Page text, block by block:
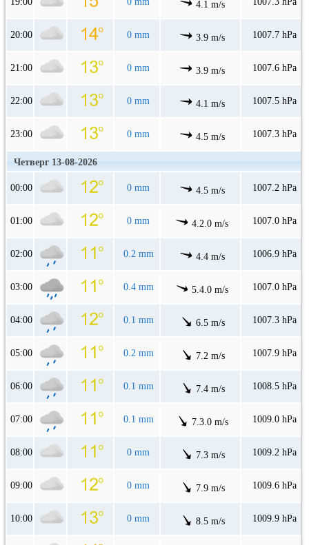
4.1 m/s
20:00 0 mm 3.9 m/s 1007.7 hPa
21:00 0 mm 3.9 m/s 1007.6 hPa
22:00 0 mm 4.1 m/s 1007.5 hPa
23:00 0 mm 4.5 m/s 1007.3 hPa
Четверг 13-08-2026
00:00 0 mm 4.5 m/s 1007.2 hPa
01:00 0 mm 4.2.0 m/s 1007.0 hPa
02:00 0.2 mm 4.4 m/s 1006.9 hPa
03:00 0.4 mm 5.4.0 m/s 1007.0 hPa
04:00 0.1 mm 6.5 m/s 1007.3 hPa
05:00 0.2 mm 7.2 m/s 1007.9 hPa
06:00 0.1 mm 7.4 m/s 1008.5 hPa
07:00 0.1 mm 7.3.0 m/s 1009.0 hPa
08:00 0 mm 7.3 m/s 1009.2 hPa
09:00 0 mm 7.9 m/s 1009.6 hPa
10:00 0 mm 8.5 m/s 1009.9 hPa